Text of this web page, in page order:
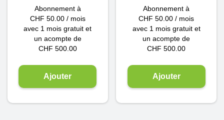
Abonnement à
CHF 50.00 / mois
avec 1 mois gratuit et
un acompte de
CHF 500.00
Ajouter
Abonnement à
CHF 50.00 / mois
avec 1 mois gratuit et
un acompte de
CHF 500.00
Ajouter